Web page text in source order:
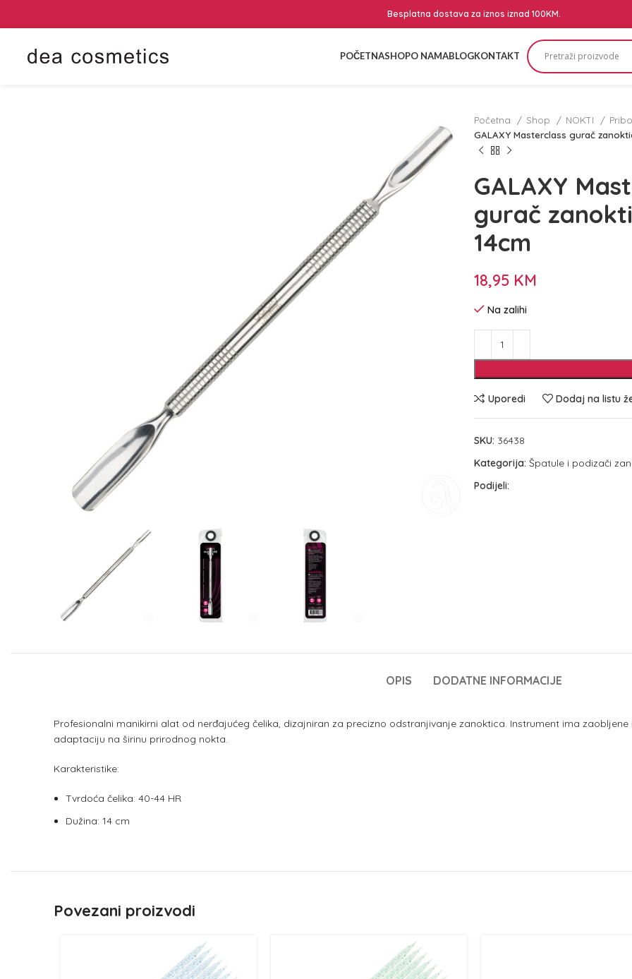
Besplatna dostava za iznos iznad 100KM.
POČETNASHOPO NAMABLOGKONTAKT
Početna Shop NOKTI
GALAXY Masterclass gurač
GALAXY
gurač
14cm
18,95 KM
Na zalihi
Uporedi Dodaj na listu
SKU: 36438
Kategorija: Špatule i podizači
Podijeli:
OPIS DODATNE INFORMACIJE
Profesionalni manikirni alat od nerđajućeg čelika, dizajniran za precizno odstranjivanje zanoktica. Instrument ima
adaptaciju na širinu prirodnog nokta.
Karakteristike:
Tvrdoća čelika: 40-44 HR
Dužina: 14 cm
Povezani proizvodi